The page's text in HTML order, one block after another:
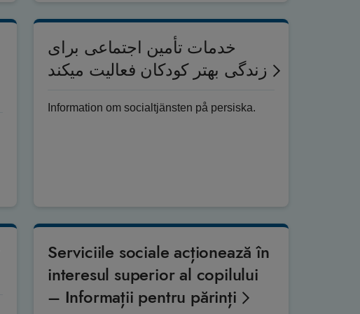
خدمات تأمین اجتماعی برای
زندگی بھتر کودکان فعالیت میکند
Information om socialtjänsten på persiska.
Serviciile sociale acționează în
interesul superior al copilului
– Informații pentru părinți